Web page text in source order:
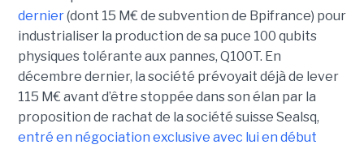
dernier(dont 15 M€ de subvention de Bpifrance) pour
industrialiser la production de sa puce 100 qubits
physiques tolérante aux pannes, Q100T. En
décembre dernier, la société prévoyait déjà de lever
115 M€ avant d’être stoppée dans son élan par la
proposition de rachat de la société suisse Sealsq,
entré en négociation exclusive avec lui en début